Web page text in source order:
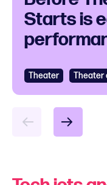
Starts is
Theater Theater
Bekijken